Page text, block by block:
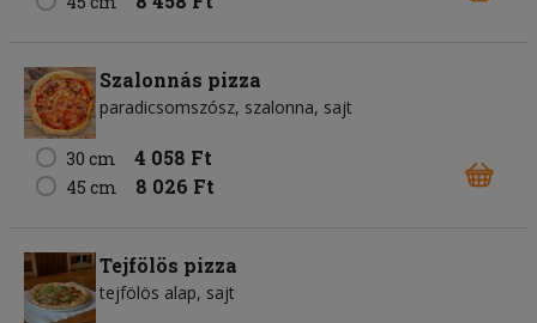
Szalonnás pizza
paradicsomszósz szalonna sajt
30 cm 4 058 Ft
45 cm 8 026 Ft
Tejfölös pizza
tejfölös alap sajt